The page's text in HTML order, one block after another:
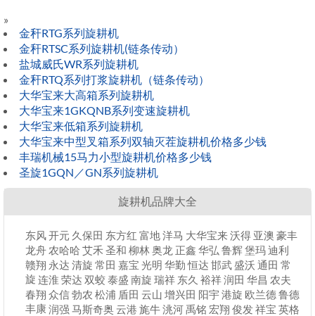
»
金秆RTG系列旋耕机
金秆RTSC系列旋耕机(链条传动）
盐城威氏WR系列旋耕机
金秆RTQ系列打浆旋耕机（链条传动）
大华宝来大高箱系列旋耕机
大华宝来1GKQNB系列变速旋耕机
大华宝来低箱系列旋耕机
大华宝来中型叉箱系列双轴灭茬旋耕机价格多少钱
丰瑞机械15马力小型旋耕机价格多少钱
圣旋1GQN／GN系列旋耕机
旋耕机品牌大全
东风开元 久保田 东方红 富地洋马 大华宝来沃得 亚澳 豪丰
龙舟 农哈哈 艾禾圣和 柳林奥龙 正鑫 华弘 鲁辉 堡玛迪利
赣翔 永达 清旋 常田 嘉宝 光明 华勤 恒达 邯武盛沃 通田 常
旋 连淮 荣达 双蛟泰盛 南旋 瑞祥 东久 裕祥润田 华昌 农夫
春翔 众信勃农 松浦 盾田 云山 增兴田 阳宇港旋 欧兰德鲁德
丰康润强 马斯奇奥 云港 旄牛洮河禹铭 宏翔 俊发祥宝 英格